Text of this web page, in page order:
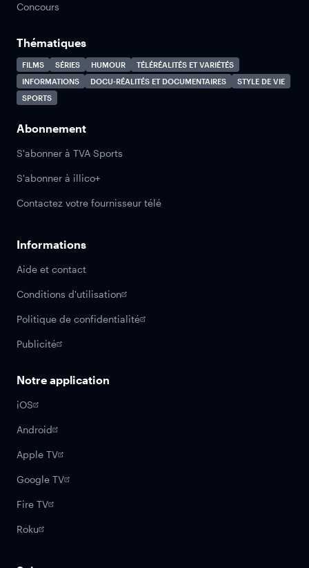
Concours
Thématiques
FILMS SÉRIES HUMOUR
TÉLÉRÉALITÉS ET VARIÉTÉS
INFORMATIONS
DOCU-RÉALITÉS ET DOCUMENTAIRES
STYLE DE VIE
SPORTS
Abonnement
S'abonner à TVA Sports
S'abonner à illico+
Contactez votre fournisseur télé
Informations
Aide et contact
Conditions d'utilisation
Politique de confidentialité
Publicité
Notre application
iOS
Android
Apple TV
Google TV
Fire TV
Roku